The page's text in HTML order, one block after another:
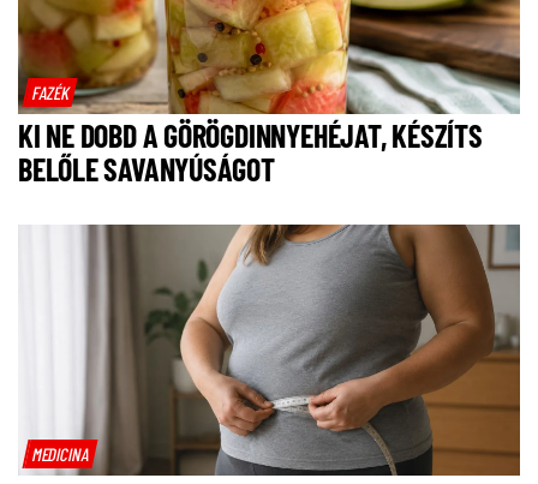
FAZÉK
KI NE DOBD A GÖRÖGDINNYEHÉJAT, KÉSZÍTS
BELŐLE SAVANYÚSÁGOT
MEDICINA